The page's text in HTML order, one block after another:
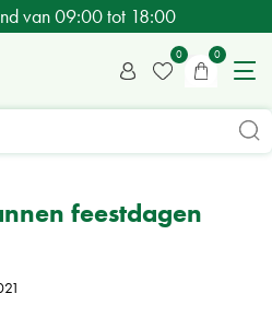
van09:00tot 18:00
feestdagen